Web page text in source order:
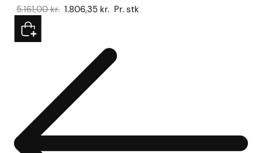
5.161,00kr. Den
5.161,00 kr..
1.806,35 kr. Den
1.806,35 kr..
Pr. stk